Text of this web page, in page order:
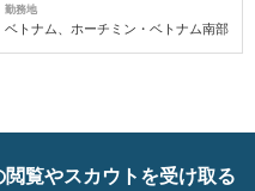
勤務地
ベトナム、ホーチミン・ベトナム南部
覧やスカウトを受け取る